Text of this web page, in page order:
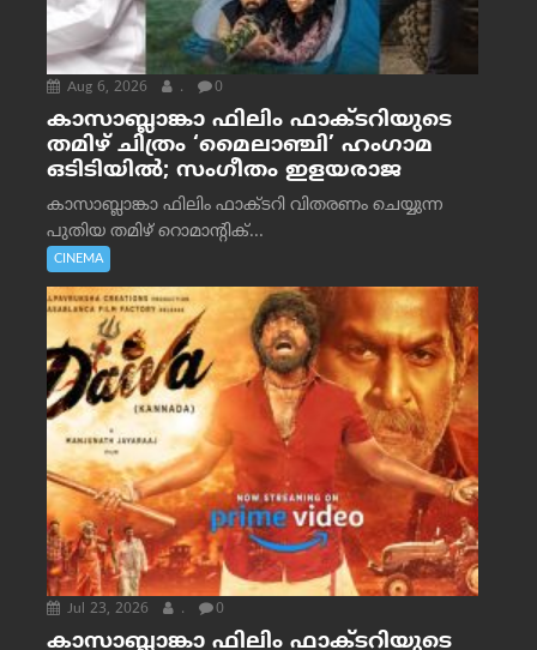
Aug 6, 2026 . 0
കാസാബ്ലാങ്കാ ഫിലിം ഫാക്ടറിയുടെ
തമിഴ് ചിത്രം ‘മൈലാഞ്ചി’ ഹംഗാമ
ഒടിടിയിൽ; സംഗീതം ഇളയരാജ
കാസാബ്ലാങ്കാ ഫിലിം ഫാക്ടറി വിതരണം ചെയ്യുന്ന
പുതിയ തമിഴ് റൊമാന്റിക്...
CINEMA
Jul 23, 2026 . 0
കാസാബ്ലാങ്കാ ഫിലിം ഫാക്ടറിയുടെ